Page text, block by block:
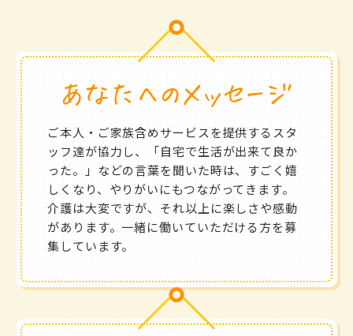
ご本人・ご家族含めサービスを提供するスタ
ッフ達が協力し、「自宅で生活が出来て良か
った。」などの言葉を聞いた時は、すごく嬉
しくなり、やりがいにもつながってきます。
介護は大変ですが、それ以上に楽しさや感動
があります。一緒に働いていただける方を募
集しています。